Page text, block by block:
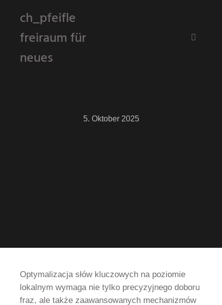
ch_pfeifle
freiraum für
neues
5. Oktober 2025
Optymalizacja słów kluczowych na poziomie
lokalnym wymaga nie tylko precyzyjnego doboru
fraz, ale także zaawansowanych mechanizmów